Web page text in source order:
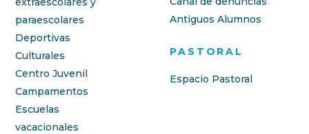
paraescolares
Deportivas
Culturales
Centro Juvenil
Campamentos
Escuelas
vacacionales
Antiguos Alumnos
PASTORAL
Espacio Pastoral